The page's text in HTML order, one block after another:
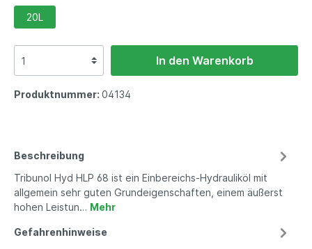
20L
In den Warenkorb
Produktnummer: 04134
Beschreibung
Tribunol Hyd HLP 68 ist ein Einbereichs-Hydrauliköl mit
allgemein sehr guten Grundeigenschaften, einem äußerst
hohen Leistun… Mehr
Gefahrenhinweise